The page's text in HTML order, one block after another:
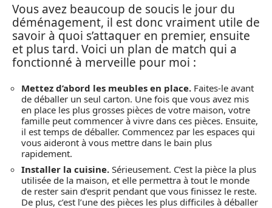
Vous avez beaucoup de soucis le jour du
déménagement, il est donc vraiment utile de
savoir à quoi s’attaquer en premier, ensuite
et plus tard. Voici un plan de match qui a
fonctionné à merveille pour moi :
Mettez d’abord les meubles en place. Faites-le avant
de déballer un seul carton. Une fois que vous avez mis
en place les plus grosses pièces de votre maison, votre
famille peut commencer à vivre dans ces pièces. Ensuite,
il est temps de déballer. Commencez par les espaces qui
vous aideront à vous mettre dans le bain plus
rapidement.
Installer la cuisine. Sérieusement. C’est la pièce la plus
utilisée de la maison, et elle permettra à tout le monde
de rester sain d’esprit pendant que vous finissez le reste.
De plus, c’est l’une des pièces les plus difficiles à déballer